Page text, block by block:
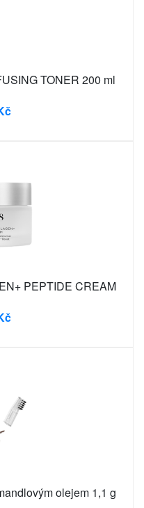
TONER 200 ml
PEPTIDE CREAM
olejem 1,1 g